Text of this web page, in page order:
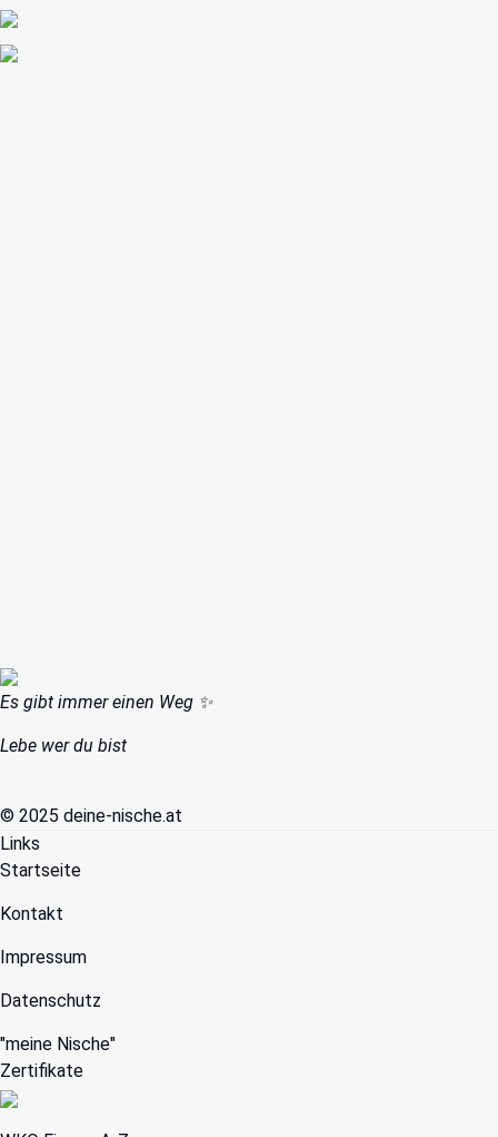
Es gibt immer einen Weg ✨️
Lebe wer du bist
© 2025 deine-nische.at
Links
Startseite
Kontakt
Impressum
Datenschutz
"meine Nische"
Zertifikate